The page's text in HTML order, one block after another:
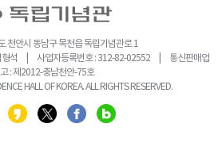
천안시 동남구 목천읍 독립기념관로 1
형석 | 사업자등록번호 : 312-82-02552 | 통신판매업
: 제2012-충남천안-75호
HALL OF KOREA. ALL RIGHTS RESERVED.